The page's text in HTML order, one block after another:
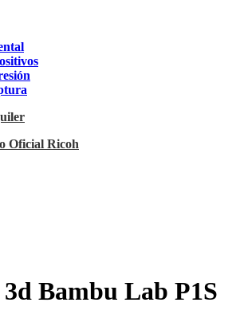
Oficial Ricoh
Bambu Lab P1S